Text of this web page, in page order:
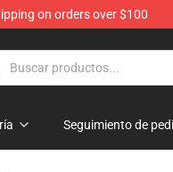
on orders over $100
Seguimiento de